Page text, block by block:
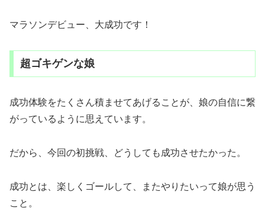
マラソンデビュー、大成功です！
超ゴキゲンな娘
成功体験をたくさん積ませてあげることが、娘の自信に繋
がっているように思えています。
だから、今回の初挑戦、どうしても成功させたかった。
成功とは、楽しくゴールして、またやりたいって娘が思う
こと。